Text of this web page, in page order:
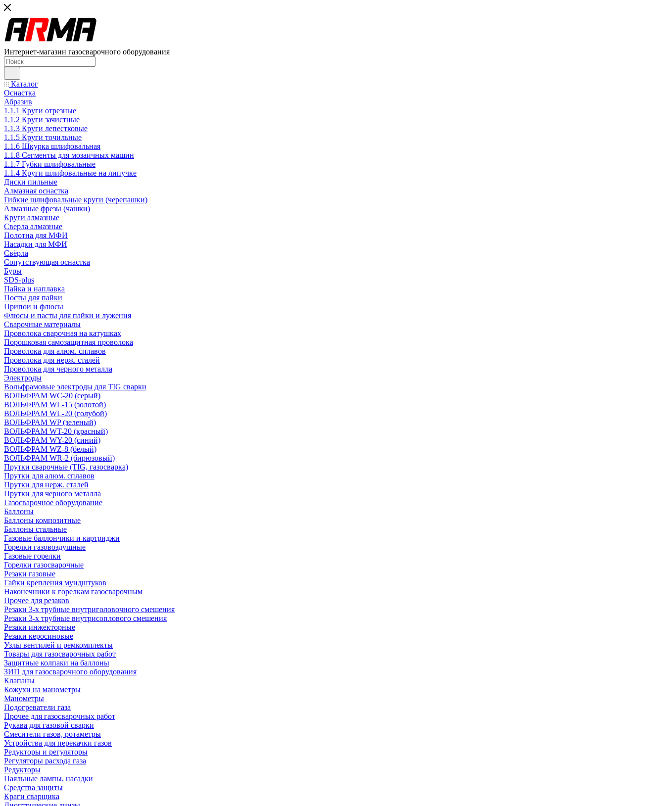
Интернет-магазин газосварочного оборудования
Каталог
Оснастка
Абразив
1.1.1 Круги отрезные
1.1.2 Круги зачистные
1.1.3 Круги лепестковые
1.1.5 Круги точильные
1.1.6 Шкурка шлифовальная
1.1.8 Сегменты для мозаичных машин
1.1.7 Губки шлифовальные
1.1.4 Круги шлифовальные на липучке
Диски пильные
Алмазная оснастка
Гибкие шлифовальные круги (черепашки)
Алмазные фрезы (чашки)
Круги алмазные
Сверла алмазные
Полотна для МФИ
Насадки для МФИ
Свёрла
Сопутствующая оснастка
Буры
SDS-plus
Пайка и наплавка
Посты для пайки
Припои и флюсы
Флюсы и пасты для пайки и лужения
Сварочные материалы
Проволока сварочная на катушках
Порошковая самозащитная проволока
Проволока для алюм. сплавов
Проволока для нерж. сталей
Проволока для черного металла
Электроды
Вольфрамовые электроды для TIG сварки
ВОЛЬФРАМ WC-20 (серый)
ВОЛЬФРАМ WL-15 (золотой)
ВОЛЬФРАМ WL-20 (голубой)
ВОЛЬФРАМ WP (зеленый)
ВОЛЬФРАМ WT-20 (красный)
ВОЛЬФРАМ WY-20 (синий)
ВОЛЬФРАМ WZ-8 (белый)
ВОЛЬФРАМ WR-2 (бирюзовый)
Прутки сварочные (TIG, газосварка)
Прутки для алюм. сплавов
Прутки для нерж. сталей
Прутки для черного металла
Газосварочное оборудование
Баллоны
Баллоны композитные
Баллоны стальные
Газовые баллончики и картриджи
Горелки газовоздушные
Газовые горелки
Горелки газосварочные
Резаки газовые
Гайки крепления мундштуков
Наконечники к горелкам газосварочным
Прочее для резаков
Резаки 3-х трубные внутриголовочного смешения
Резаки 3-х трубные внутрисоплового смешения
Резаки инжекторные
Резаки керосиновые
Узлы вентилей и ремкомплекты
Товары для газосварочных работ
Защитные колпаки на баллоны
ЗИП для газосварочного оборудования
Клапаны
Кожухи на манометры
Манометры
Подогреватели газа
Прочее для газосварочных работ
Рукава для газовой сварки
Смесители газов, ротаметры
Устройства для перекачки газов
Редукторы и регуляторы
Регуляторы расхода газа
Редукторы
Паяльные лампы, насадки
Средства защиты
Краги сварщика